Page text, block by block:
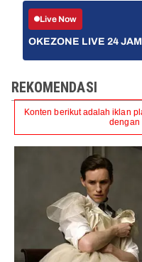
Live Now
OKEZONE LIVE 24 JAM